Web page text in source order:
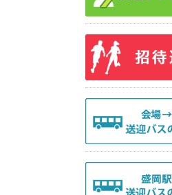
企業版ふるさと納税募集
Q&A|お問い合わせ
参加申込について
参加者受付について
会場について
健康チェックについて